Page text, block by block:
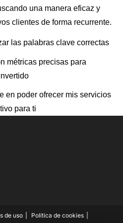
una manera eficaz y
clientes de forma recurrente.
las palabras clave correctas
métricas precisas para
en poder ofrecer mis servicios
para ti
de uso
Política de cookies